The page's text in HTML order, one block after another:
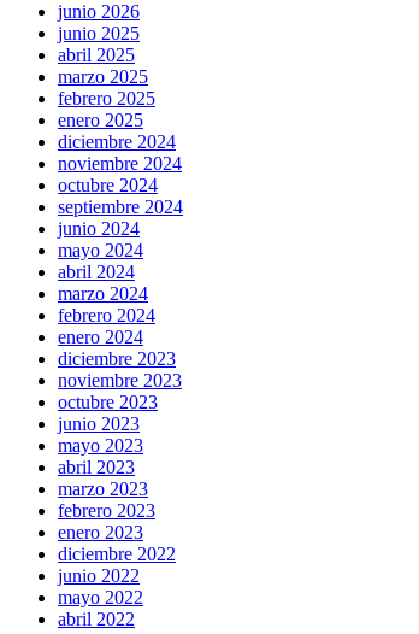
junio 2026
junio 2025
abril 2025
marzo 2025
febrero 2025
enero 2025
diciembre 2024
noviembre 2024
octubre 2024
septiembre 2024
junio 2024
mayo 2024
abril 2024
marzo 2024
febrero 2024
enero 2024
diciembre 2023
noviembre 2023
octubre 2023
junio 2023
mayo 2023
abril 2023
marzo 2023
febrero 2023
enero 2023
diciembre 2022
junio 2022
mayo 2022
abril 2022